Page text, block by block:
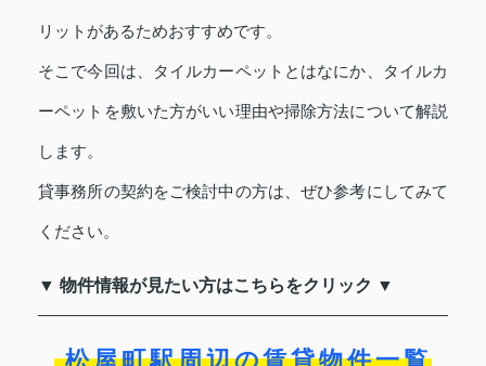
リットがあるためおすすめです。
そこで今回は、タイルカーペットとはなにか、タイルカ
ーペットを敷いた方がいい理由や掃除方法について解説
します。
貸事務所の契約をご検討中の方は、ぜひ参考にしてみて
ください。
▼ 物件情報が見たい方はこちらをクリック ▼
松屋町駅周辺の賃貸物件一覧